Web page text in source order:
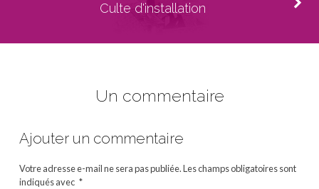
Culte d'installation
Un commentaire
Ajouter un commentaire
Votre adresse e-mail ne sera pas publiée.Les champs obligatoires sont
indiqués avec *